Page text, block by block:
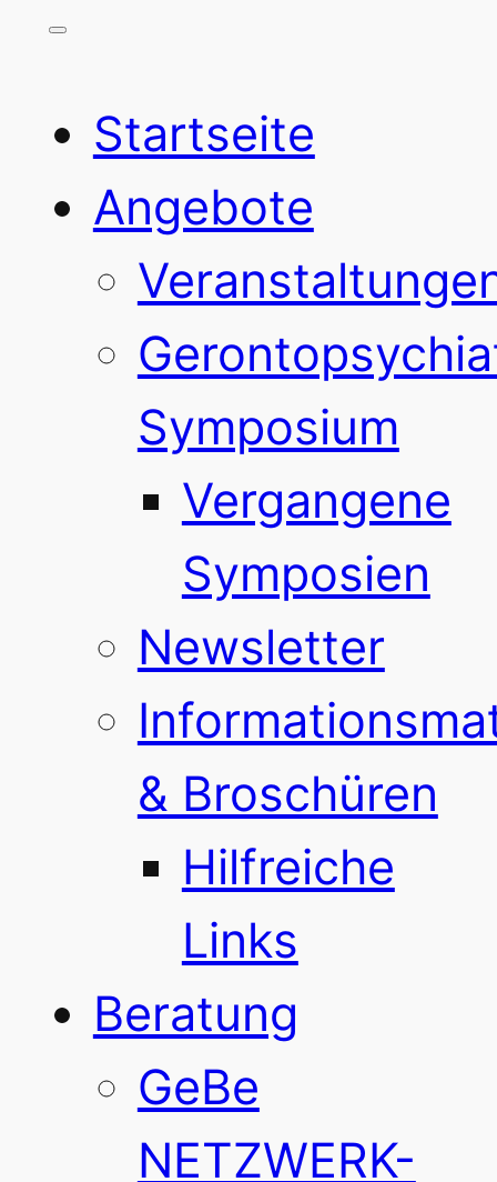
Startseite
Angebote
Symposium
Vergangene
Symposien
Newsletter
& Broschüren
Hilfreiche
Links
Beratung
GeBe
NETZWERK-